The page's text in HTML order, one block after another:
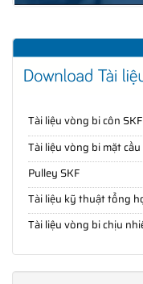
Tài liệu vòng bi côn SKF
Tài liệu vòng bi mặt cầu
Pulley SKF
Tài liệu kỹ thuật tổng
Tài liệu vòng bi chịu